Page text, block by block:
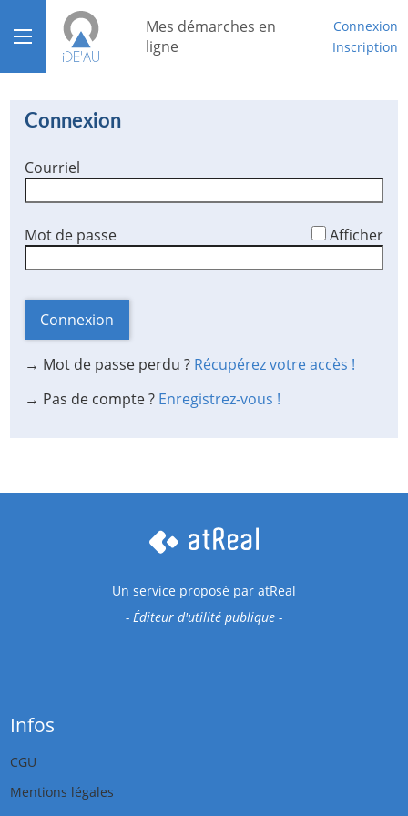
Mes démarches en
ligne
Connexion
Inscription
Ouvrir le menu
Connexion
Courriel
*
Mot de passe Afficher
Connexion
→ Mot de passe perdu ? Récupérez votre accès !
→ Pas de compte ? Enregistrez-vous !
Un service proposé par atReal
- Éditeur d'utilité publique -
Infos
CGU
Mentions légales